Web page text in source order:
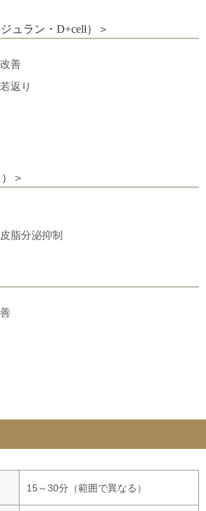
ュラン・D+cell）＞
善
返り
＞
脂分泌抑制
15～30分（範囲で異なる）